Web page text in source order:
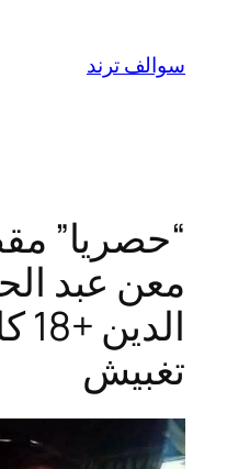
المحتوى
سوالف ترند
“حصريا”
معن عبد
تغبيش